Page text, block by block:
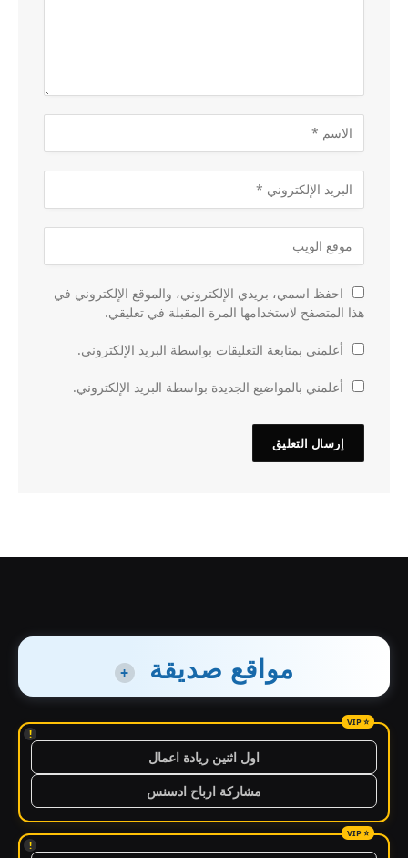
احفظ اسمي، بريدي الإلكتروني، والموقع الإلكتروني في
هذا المتصفح لاستخدامها المرة المقبلة في تعليقي.
أعلمني بمتابعة التعليقات بواسطة البريد الإلكتروني.
أعلمني بالمواضيع الجديدة بواسطة البريد الإلكتروني.
مواقع صديقة +
!
اول اثنين ريادة اعمال
مشاركة ارباح ادسنس
!